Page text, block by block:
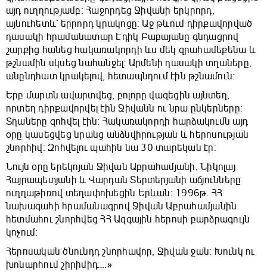
այդ ուղղությամբ: Հաջորդեց Ջիվանի երկրորդ,
այնուհետև` երրորդ կրակոցը: Աջ թևում դիրքավորված
դասակի հրամանատար Էդիկ Բաբայանը գնդացրով
շարքից հանեց հակառակորդի ևս մեկ զրահամեքենա և
թշնամին սկսեց նահանջել: Արմենի դասակի տղաները,
անընդհատ կրակելով, հետապնդում էին թշնամուն:
Երբ մարտն ավարտվեց, բոլորը վազեցին այնտեղ,
որտեղ դիրքավորվել էին Ջիվանն ու նրա ընկերները:
Տղաները զոհվել էին: Հակառակորդի հարձակումն այդ
օրը կասեցվեց նրանց անձնվիրության և հերոսության
շնորհիվ: Զոհվելու պահին նա 30 տարեկան էր։
Նույն օրը երեկոյան Ջիվան Աբրահամյանի, Նիկոլայ
Հայրապետյանի և Վարդան Տերտերյանի աճյունները
ուղղաթիռով տեղափոխեցին Երևան: 1996թ. ՀՀ
նախագահի հրամանագրով Ջիվան Աբրահամյանին
հետմահու շնորհվեց ՀՀ Ազգային հերոսի բարձրագույն
կոչում:
Հերոսական ծնունդդ շնորհավոր, Ջիվան ջան։ Խունկ ու
խոնարհում շիրիմիդ….»